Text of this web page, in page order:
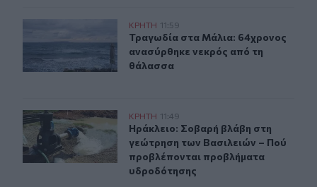
Τραγωδία στα Μάλια: 64χρονος ανασύρθηκε νεκρός
ΚΡΗΤΗ 11:59
Τραγωδία στα Μάλια: 64χρονος
Τραγωδία στα Μάλια: 64χρονος
ανασύρθηκε νεκρός από τη
θάλασσα
Ηράκλειο: Σοβαρή βλάβη στη γεώτρηση των
ΚΡΗΤΗ 11:49
Ηράκλειο: Σοβαρή βλάβη στη
Ηράκλειο: Σοβαρή βλάβη στη
γεώτρηση των Βασιλειών – Πού
προβλέπονται προβλήματα
υδροδότησης